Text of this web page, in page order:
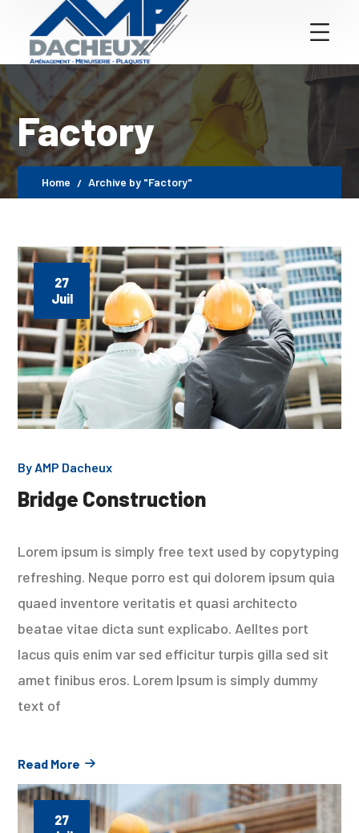
Factory
Home Archive by "Factory"
27
Juil
By AMP Dacheux
Bridge Construction
Lorem ipsum is simply free text used by copytyping
refreshing. Neque porro est qui dolorem ipsum quia
quaed inventore veritatis et quasi architecto
beatae vitae dicta sunt explicabo. Aelltes port
lacus quis enim var sed efficitur turpis gilla sed sit
amet finibus eros. Lorem Ipsum is simply dummy
text of
Read More
27